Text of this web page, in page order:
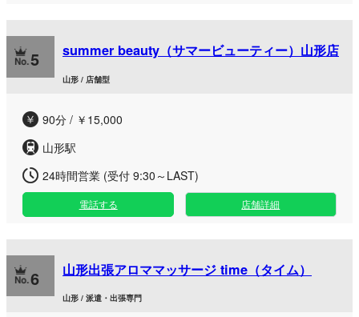
5 summer beauty（サマービューティー）山形店
山形 / 店舗型
90分 / ￥15,000
山形駅
24時間営業 (受付 9:30～LAST)
電話する 店舗詳細
6 山形出張アロママッサージ time（タイム）
山形 / 派遣・出張専門